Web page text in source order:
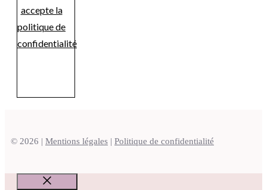
accepte la
politique de
confidentialité
© 2026 | Mentions légales | Politique de confidentialité